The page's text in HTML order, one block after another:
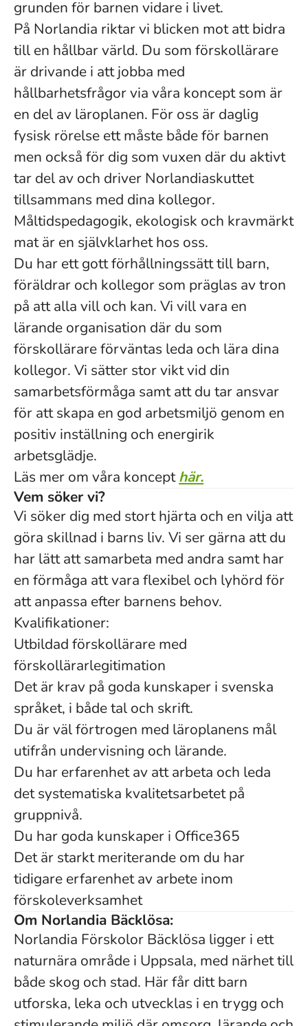
grunden för barnen vidare i livet.
På Norlandia riktar vi blicken mot att bidra
till en hållbar värld. Du som förskollärare
är drivande i att jobba med
hållbarhetsfrågor via våra koncept som är
en del av läroplanen. För oss är daglig
fysisk rörelse ett måste både för barnen
men också för dig som vuxen där du aktivt
tar del av och driver Norlandiaskuttet
tillsammans med dina kollegor.
Måltidspedagogik, ekologisk och kravmärkt
mat är en självklarhet hos oss.
Du har ett gott förhållningssätt till barn,
föräldrar och kollegor som präglas av tron
på att alla vill och kan. Vi vill vara en
lärande organisation där du som
förskollärare förväntas leda och lära dina
kollegor. Vi sätter stor vikt vid din
samarbetsförmåga samt att du tar ansvar
för att skapa en god arbetsmiljö genom en
positiv inställning och energirik
arbetsglädje.
Läs mer om våra koncepthär.
Vem söker vi?
Vi söker dig med stort hjärta och en vilja att
göra skillnad i barns liv. Vi ser gärna att du
har lätt att samarbeta med andra samt har
en förmåga att vara flexibel och lyhörd för
att anpassa efter barnens behov.
Kvalifikationer:
Utbildad förskollärare med
förskollärarlegitimation
Det är krav på goda kunskaper i svenska
språket, i både tal och skrift.
Du är väl förtrogen med läroplanens mål
utifrån undervisning och lärande.
Du har erfarenhet av att arbeta och leda
det systematiska kvalitetsarbetet på
gruppnivå.
Du har goda kunskaper i Office365
Det är starkt meriterande om du har
tidigare erfarenhet av arbete inom
förskoleverksamhet
Om Norlandia Bäcklösa:
Norlandia Förskolor Bäcklösa ligger i ett
naturnära område i Uppsala, med närhet till
både skog och stad. Här får ditt barn
utforska, leka och utvecklas i en trygg och